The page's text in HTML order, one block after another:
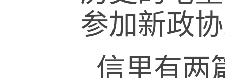
参加新政
信里有两